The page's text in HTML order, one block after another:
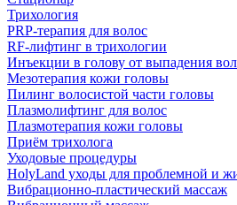
Трихология
PRP-терапия для волос
RF-лифтинг в трихологии
Инъекции в голову от выпадения
Мезотерапия кожи головы
Пилинг волосистой части головы
Плазмолифтинг для волос
Плазмотерапия кожи головы
Приём трихолога
Уходовые процедуры
HolyLand уходы для проблемной и
Вибрационно-пластический массаж